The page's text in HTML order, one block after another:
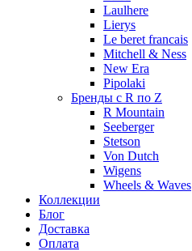
Laulhere
Lierys
Le beret francais
Mitchell & Ness
New Era
Pipolaki
Бренды с R по Z
R Mountain
Seeberger
Stetson
Von Dutch
Wigens
Wheels & Waves
Коллекции
Блог
Доставка
Оплата